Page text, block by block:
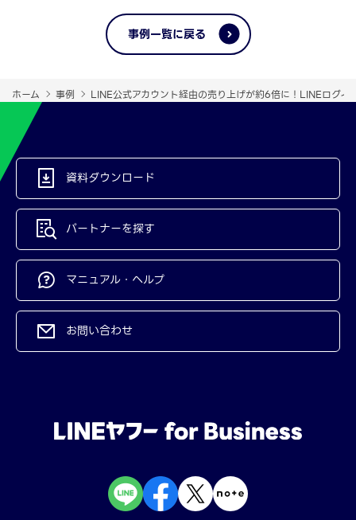
事例一覧に戻る
ホーム 事例 LINE公式アカウント経由の売り上げが約6倍に！LINEログイ
資料ダウンロード
パートナーを探す
マニュアル・ヘルプ
お問い合わせ